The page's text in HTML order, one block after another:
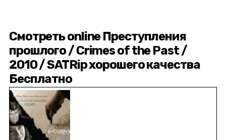
Смотреть online Преступления
прошлого / Crimes of the Past /
2010 / SATRip хорошего качества
Бесплатно